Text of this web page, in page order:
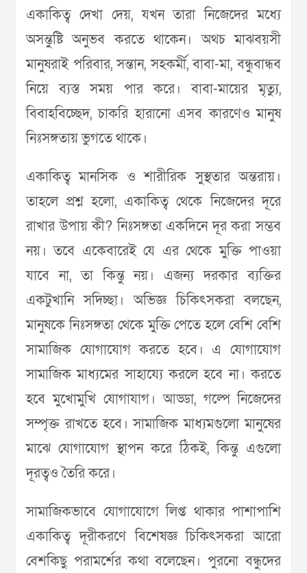
একাকিত্ব দেখা দেয়, যখন তারা নিজেদের মধ্যে
অসন্তুষ্টি অনুভব করতে থাকেন। অথচ মাঝবয়সী
মানুষরাই পরিবার, সন্তান, সহকর্মী, বাবা-মা, বন্ধুবান্ধব
নিয়ে ব্যস্ত সময় পার করে। বাবা-মায়ের মৃত্যু,
বিবাহবিচ্ছেদ, চাকরি হারানো এসব কারণেও মানুষ
নিঃসঙ্গতায় ভুগতে থাকে।
একাকিত্ব মানসিক ও শারীরিক সুস্থতার অন্তরায়।
তাহলে প্রশ্ন হলো, একাকিত্ব থেকে নিজেদের দূরে
রাখার উপায় কী? নিঃসঙ্গতা একদিনে দূর করা সম্ভব
নয়। তবে একেবারেই যে এর থেকে মুক্তি পাওয়া
যাবে না, তা কিন্তু নয়। এজন্য দরকার ব্যক্তির
একটুখানি সদিচ্ছা। অভিজ্ঞ চিকিৎসকরা বলছেন,
মানুষকে নিঃসঙ্গতা থেকে মুক্তি পেতে হলে বেশি বেশি
সামাজিক যোগাযোগ করতে হবে। এ যোগাযোগ
সামাজিক মাধ্যমের সাহায্যে করলে হবে না। করতে
হবে মুখোমুখি যোগাযাগ। আড্ডা, গল্পে নিজেদের
সম্পৃক্ত রাখতে হবে। সামাজিক মাধ্যমগুলো মানুষের
মাঝে যোগাযোগ স্থাপন করে ঠিকই, কিন্তু এগুলো
দূরত্বও তৈরি করে।
সামাজিকভাবে যোগাযোগে লিপ্ত থাকার পাশাপাশি
একাকিত্ব দূরীকরণে বিশেষজ্ঞ চিকিৎসকরা আরো
বেশকিছু পরামর্শের কথা বলেছেন। পুরনো বন্ধুদের